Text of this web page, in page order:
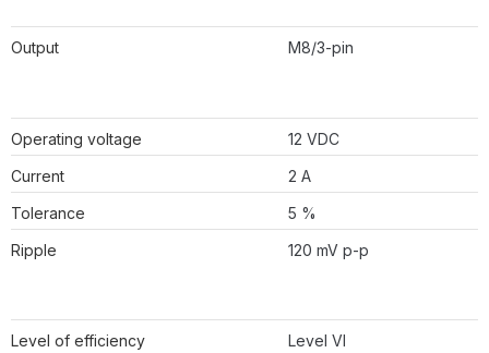
Output M8/3-pin
Operating voltage
12 VDC
Current
2 A
Tolerance
5 %
Ripple
120 mV p-p
Level of efficiency Level VI